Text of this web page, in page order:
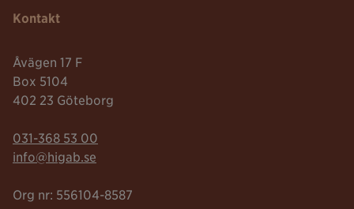
Kontakt
Åvägen 17 F
Box 5104
402 23 Göteborg
Telefonnummer:
031-368 53 00
Mailadress:
info@higab.se
Org nr: 556104-8587